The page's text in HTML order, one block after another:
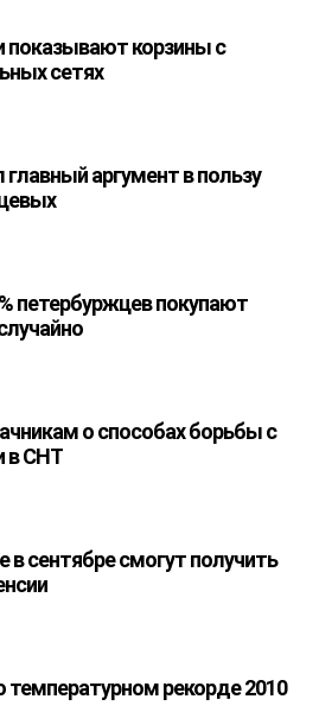
корзины с
сетях
аргумент в пользу
петербуржцев покупают
о способах борьбы с
в СНТ
в сентябре смогут получить
температурном рекорде 2010